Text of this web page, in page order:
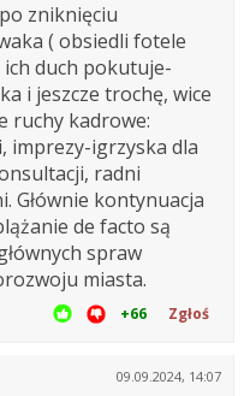
zniknięciu
( obsiedli fotele
duch pokutuje-
i jeszcze trochę, wice
ruchy kadrowe:
imprezy-igrzyska dla
radni
Głównie kontynuacja
de facto są
spraw
miasta.
+66 Zgłoś
09.09.2024, 14:07